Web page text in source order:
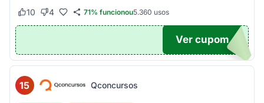
Este cupom funcionou
10 Este cupom não funcionou
4 71% funcionou5.360 usos
POM6
Ver cupom
15 Qconcursos